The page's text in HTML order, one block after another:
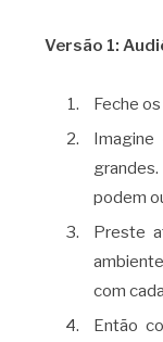
Versão 1:
Feche
podem
Preste
com
Então